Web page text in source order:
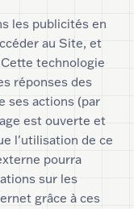
les publicités en
au Site, et
technologie
réponses des
ses actions (par
est ouverte et
l'utilisation de ce
pourra
sur les
grâce à ces